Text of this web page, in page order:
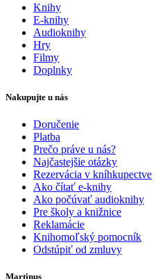
Knihy
E-knihy
Audioknihy
Hry
Filmy
Doplnky
Nakupujte u nás
Doručenie
Platba
Prečo práve u nás?
Najčastejšie otázky
Rezervácia v kníhkupectve
Ako čítať e-knihy
Ako počúvať audioknihy
Pre školy a knižnice
Reklamácie
Knihomoľský pomocník
Odstúpiť od zmluvy
Martinus